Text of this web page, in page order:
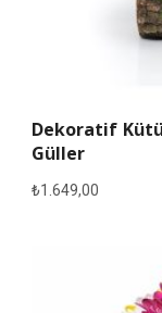
Dekoratif
Güller
₺1.649,00